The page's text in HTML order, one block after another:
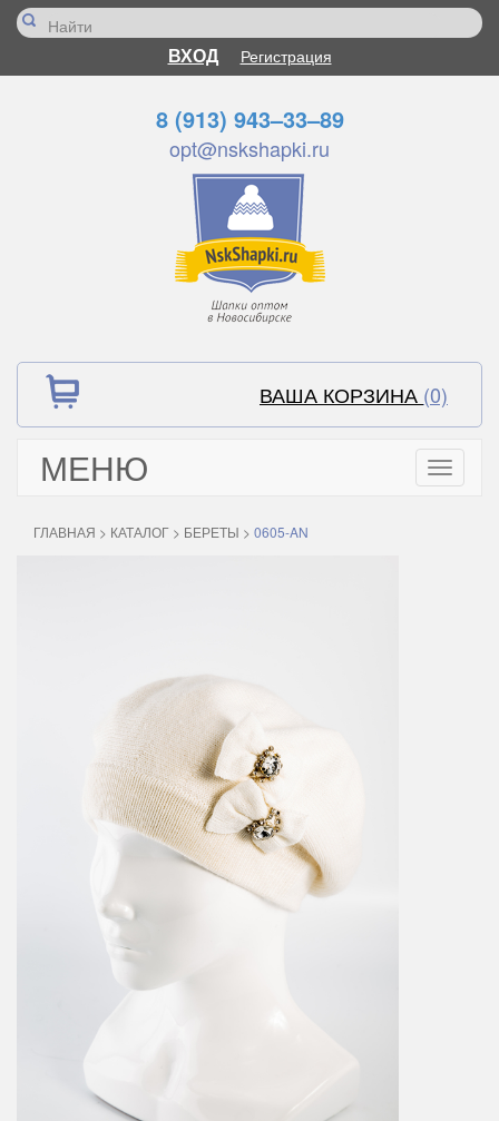
ВХОД Регистрация
8 (913) 943–33–89
opt@nskshapki.ru
ВАША КОРЗИНА (0)
МЕНЮ
Toggle
ГЛАВНАЯ > КАТАЛОГ > БЕРЕТЫ > 0605-AN